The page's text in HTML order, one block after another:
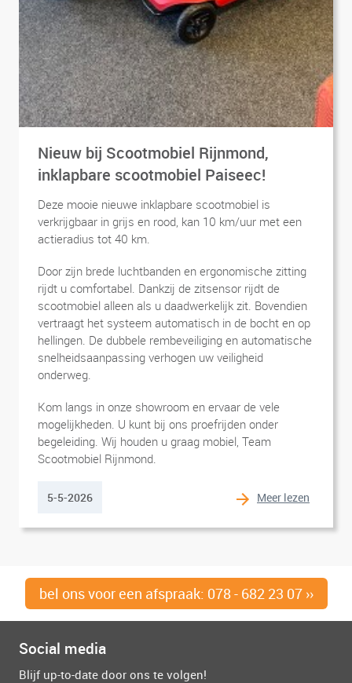
Nieuw bij Scootmobiel Rijnmond,
inklapbare scootmobiel Paiseec!
Deze mooie nieuwe inklapbare scootmobiel is
verkrijgbaar in grijs en rood, kan 10 km/uur met een
actieradius tot 40 km.
Door zijn brede luchtbanden en ergonomische zitting
rijdt u comfortabel. Dankzij de zitsensor rijdt de
scootmobiel alleen als u daadwerkelijk zit. Bovendien
vertraagt het systeem automatisch in de bocht en op
hellingen. De dubbele rembeveiliging en automatische
snelheidsaanpassing verhogen uw veiligheid
onderweg.
Kom langs in onze showroom en ervaar de vele
mogelijkheden. U kunt bij ons proefrijden onder
begeleiding. Wij houden u graag mobiel, Team
Scootmobiel Rijnmond.
5-5-2026 Meer lezen
bel ons voor een afspraak: 078 - 682 23 07 ››
Social media
Blijf up-to-date door ons te volgen!